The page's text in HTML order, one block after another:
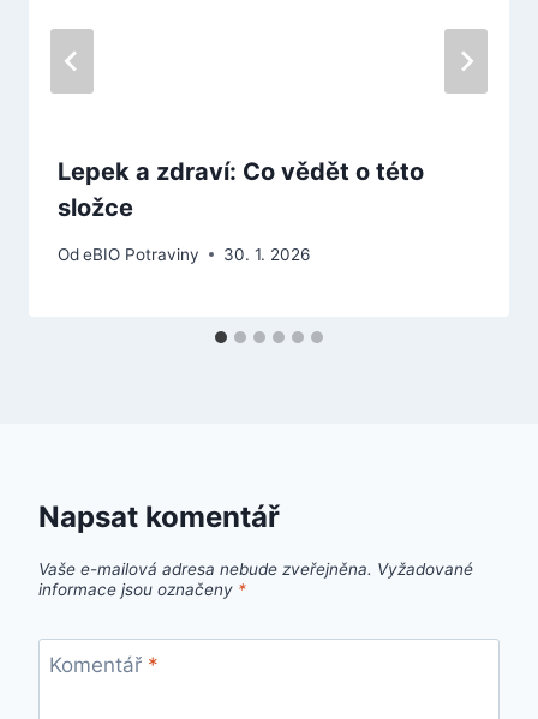
Lepek a zdraví: Co vědět o této
složce
OdeBIO Potraviny 30. 1. 2026
Napsat komentář
Vaše e-mailová adresa nebude zveřejněna. Vyžadované
informace jsou označeny *
Komentář *